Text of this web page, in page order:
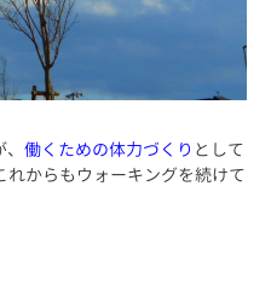
働くための体力づくり として
からもウォーキングを続けて